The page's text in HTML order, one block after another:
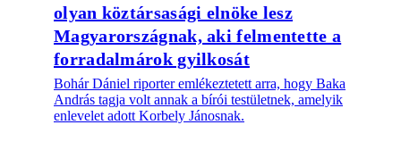
olyan köztársasági elnöke lesz
Magyarországnak, aki felmentette a
forradalmárok gyilkosát
Bohár Dániel riporter emlékeztetett arra, hogy Baka
András tagja volt annak a bírói testületnek, amelyik
enlevelet adott Korbely Jánosnak.